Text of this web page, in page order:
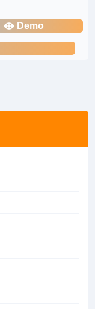
Demo